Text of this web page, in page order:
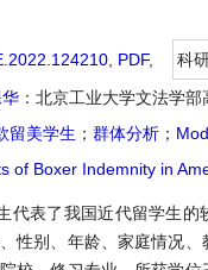
PDF,
科
：北京工业大学文法学
留美学生 ； 群体分析 ；
of Boxer Indemnity in
代表了我国近代留学生的
性别、年龄、家庭情况